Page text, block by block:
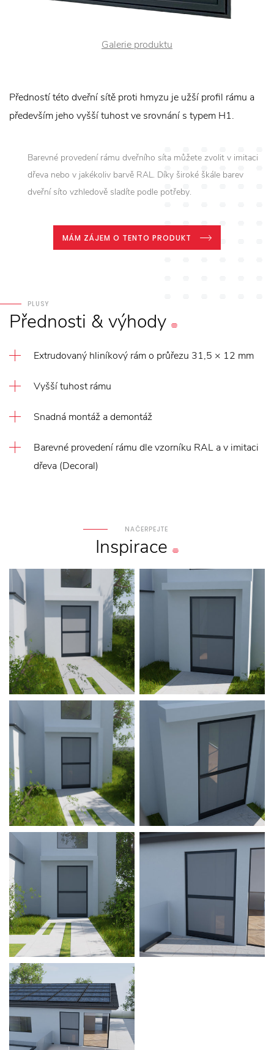
Galerie produktu
Předností této dveřní sítě proti hmyzu je užší profil rámu a
především jeho vyšší tuhost ve srovnání s typem H1.
Barevné provedení rámu dveřního síta můžete zvolit v imitaci
dřeva nebo v jakékoliv barvě RAL. Díky široké škále barev
dveřní síto vzhledově sladíte podle potřeby.
MÁM ZÁJEM O TENTO PRODUKT
PLUSY
Přednosti &výhody
Extrudovaný hliníkový rám o průřezu 31,5 × 12 mm
Vyšší tuhost rámu
Snadná montáž a demontáž
Barevné provedení rámu dle vzorníku RAL a v imitaci
dřeva (Decoral)
NAČERPEJTE
Inspirace